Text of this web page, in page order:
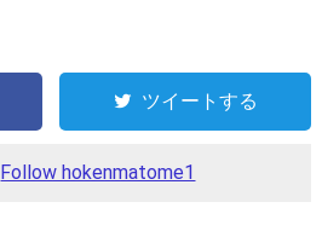
ツイートする
Follow hokenmatome1